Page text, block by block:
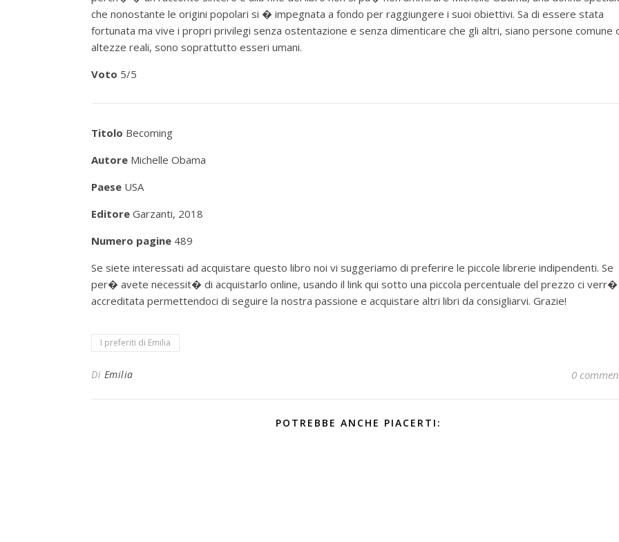
che nonostante le origini popolari si � impegnata a fondo per raggiungere i suoi obiettivi. Sa di essere stata
fortunata ma vive i propri privilegi senza ostentazione e senza dimenticare che gli altri, siano persone comune
altezze reali, sono soprattutto esseri umani.
Voto 5/5
Titolo Becoming
Autore Michelle Obama
Paese USA
Editore Garzanti, 2018
Numero pagine 489
Se siete interessati ad acquistare questo libro noi vi suggeriamo di preferire le piccole librerie indipendenti. Se
per� avete necessit� di acquistarlo online, usando il link qui sotto una piccola percentuale del prezzo ci verr�
accreditata permettendoci di seguire la nostra passione e acquistare altri libri da consigliarvi. Grazie!
I preferiti di Emilia
Di Emilia 0
POTREBBE ANCHE PIACERTI: